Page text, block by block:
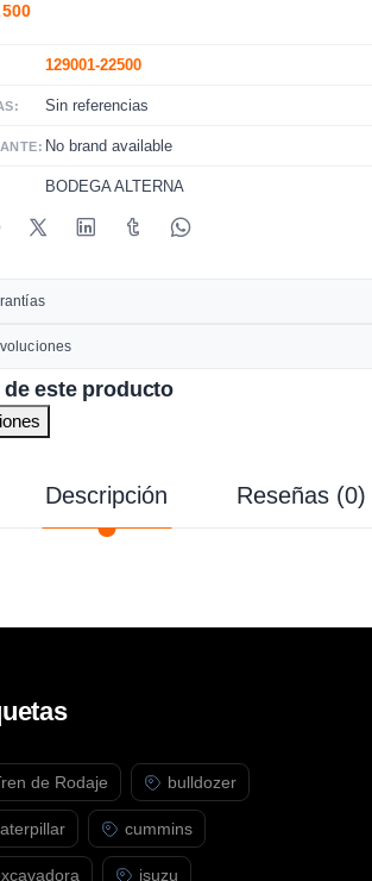
129001-22500
Sin referencias
No brand available
BODEGA ALTERNA
este producto
Descripción Reseñas (0)
de Rodaje bulldozer
cummins
isuzu